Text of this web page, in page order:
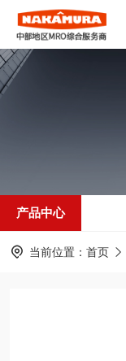
产品中心
当前位置： 首页